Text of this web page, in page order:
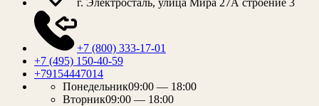
+7 (800) 333-17-01
+7 (495) 150-40-59
+79154447014
Понедельник09:00 — 18:00
Вторник09:00 — 18:00